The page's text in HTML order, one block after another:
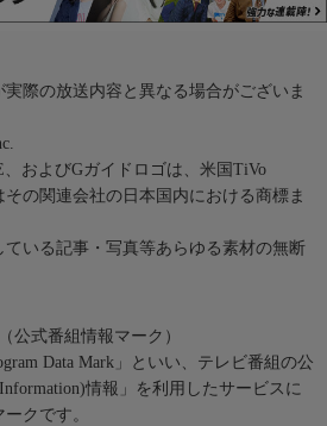
際の放送内容と異なる場合がございま
およびGガイドロゴは、米国TiVo
の関連会社の日本国内における商標ま
ている記事・写真等あらゆる素材の無断
公式番組情報マーク）
Data Mark」といい、テレビ番組の公
情報」を利用したサービスに
クです。